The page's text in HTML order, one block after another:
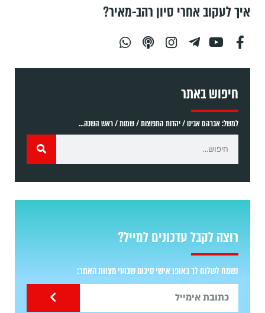
איך לעקוב אחרי סיון רהב-מאיר?
חיפוש באתר
למשל: אברהם אבינו / יהדות התפוצות / שמות / ראש השנה...
רוצה לקבל עדכונים למייל?
נשמח לשלוח לך באופן אישי סיכום שבועי מצוות האתר: